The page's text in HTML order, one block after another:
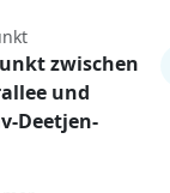
zwischen
und
Deetjen-